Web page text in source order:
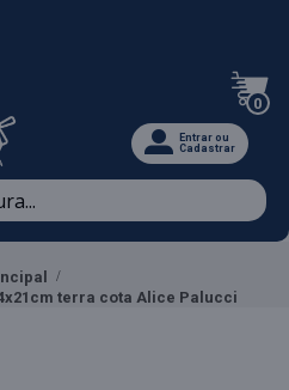
0
Entrar ou
Cadastrar
terra cota Alice Palucci